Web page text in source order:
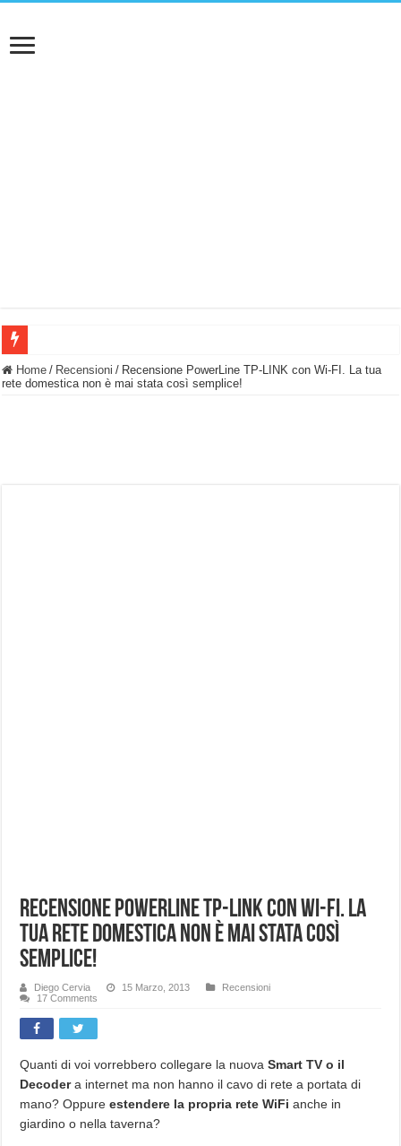
BASTA FATICARE! Questo robot tagliaerba lo appoggi e fa tutto lui! (Senza
Home / Recensioni / Recensione PowerLine TP-LINK con Wi-FI. La tua
rete domestica non è mai stata così semplice!
Recensione PowerLine TP-LINK con Wi-FI. La
tua rete domestica non è mai stata così
semplice!
Diego Cervia 15 Marzo, 2013
Recensioni
17 Comments
Quanti di voi vorrebbero collegare la nuovaSmart TV o il
Decodera internet ma non hanno il cavo di rete a portata di
mano? Oppureestendere la propria rete WiFi anche in
giardino o nella taverna?